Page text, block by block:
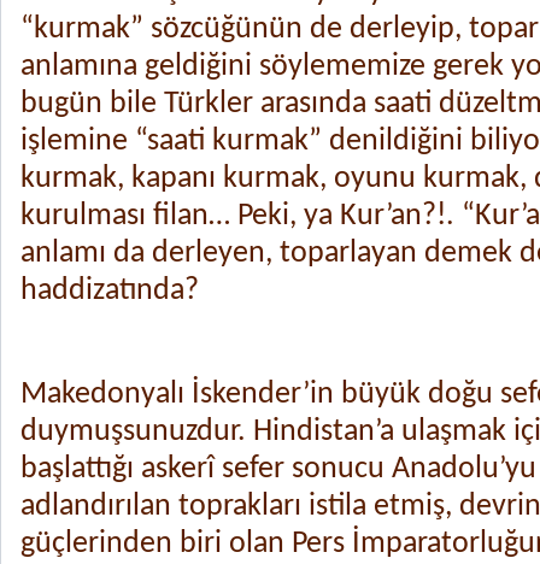
“kurmak” sözcüğünün de derleyip,
anlamına geldiğini söylememize gerek
bugün bile Türkler arasında saati
işlemine “saati kurmak” denildiğini
kurmak, kapanı kurmak, oyunu
kurulması filan… Peki, ya Kur’an?!.
anlamı da derleyen, toparlayan demek
haddizatında?
Makedonyalı İskender’in büyük doğu
duymuşsunuzdur. Hindistan’a ulaşmak
başlattığı askerî sefer sonucu
adlandırılan toprakları istila etmiş,
güçlerinden biri olan Pers